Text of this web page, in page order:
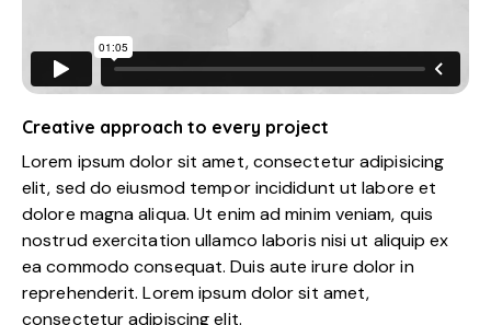
Creative approach to every project
Lorem ipsum dolor sit amet, consectetur adipisicing
elit, sed do eiusmod tempor incididunt ut labore et
dolore magna aliqua. Ut enim ad minim veniam, quis
nostrud exercitation ullamco laboris nisi ut aliquip ex
ea commodo consequat. Duis aute irure dolor in
reprehenderit. Lorem ipsum dolor sit amet,
consectetur adipiscing elit.